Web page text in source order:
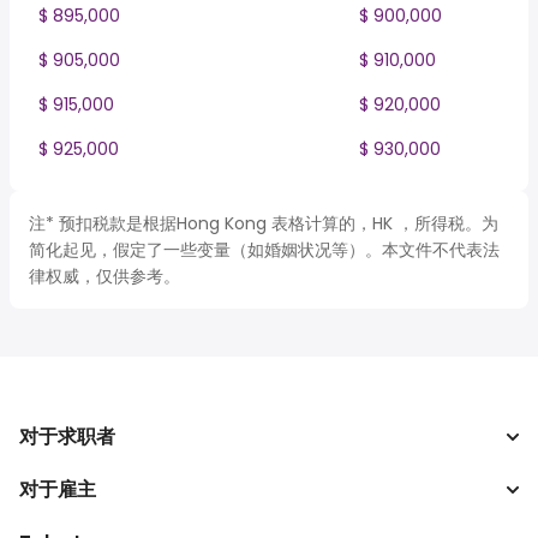
$ 895,000
$ 900,000
$ 905,000
$ 910,000
$ 915,000
$ 920,000
$ 925,000
$ 930,000
注* 预扣税款是根据Hong Kong 表格计算的，HK ，所得税。为
简化起见，假定了一些变量（如婚姻状况等）。本文件不代表法
律权威，仅供参考。
对于求职者
搜索工作
对于雇主